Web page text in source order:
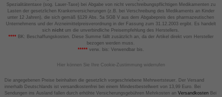
Spezialitätentaxe (sog. Lauer-Taxe) bei Abgabe von nicht verschreibungspflichtigen Medikamenten zu
Lasten der gesetzlichen Krankenversicherungen (z.B. bei Verschreibung des Medikaments an Kinder
unter 12 Jahren), die sich gemäß §129 Abs. 5a SGB V aus dem Abgabepreis des pharmazeutischen
Unternehmens und der Arzneimittelpreisverordnung in der Fassung zum 31.12.2003 ergibt. Es handelt
sich nicht um die unverbindliche Preisempfehlung des Herstellers.
****BK: Beschaffungskosten. Diese Summe fällt zusätzlich an, da der Artikel direkt vom Hersteller
bezogen werden muss.
*****verw. bis: Verwendbar bis.
Hier können Sie Ihre Cookie-Zustimmung widerrufen
Die angegebenen Preise beinhalten die gesetzlich vorgeschriebene Mehrwertsteuer. Der Versand
innerhalb Deutschlands ist versandkostenfrei bei einem Mindestbestellwert von 13,99 Euro. Bei
Sendungen ins Ausland fallen durch erhöhte Versicherungsgebühren Mehrkosten an VersandkostenBei